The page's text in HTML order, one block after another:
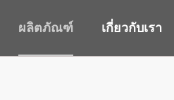
ผลิตภัณฑ์ เกี่ยวกับเรา